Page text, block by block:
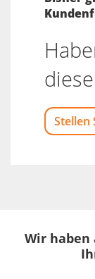
Stellen
Wir haben